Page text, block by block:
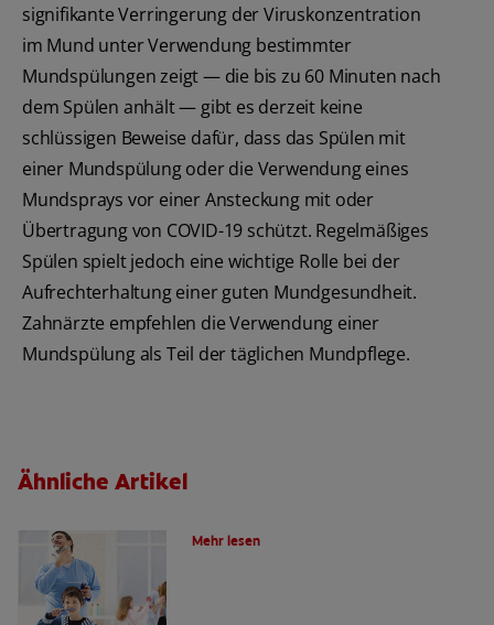
signifikante Verringerung der Viruskonzentration
im Mund unter Verwendung bestimmter
Mundspülungen zeigt — die bis zu 60 Minuten nach
dem Spülen anhält — gibt es derzeit keine
schlüssigen Beweise dafür, dass das Spülen mit
einer Mundspülung oder die Verwendung eines
Mundsprays vor einer Ansteckung mit oder
Übertragung von COVID-19 schützt. Regelmäßiges
Spülen spielt jedoch eine wichtige Rolle bei der
Aufrechterhaltung einer guten Mundgesundheit.
Zahnärzte empfehlen die Verwendung einer
Mundspülung als Teil der täglichen Mundpflege.
Ähnliche Artikel
Mehr lesen